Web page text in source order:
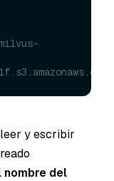
y escribir
nombre del